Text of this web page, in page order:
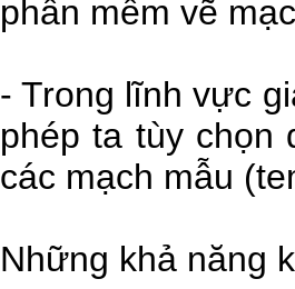
phần mềm vẽ
- Trong lĩnh vực
phép ta tùy chọn
các mạch mẫu
Những khả năng